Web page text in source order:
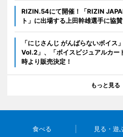
RIZIN.54にて開催！「RIZIN
ト」に出場する上田幹雄選手に協賛
「にじさんじ がんばらないボイス
Vol.2」、「ボイスビジュアルカ
時より販売決定！
もっと見る
食べる 見る・遊